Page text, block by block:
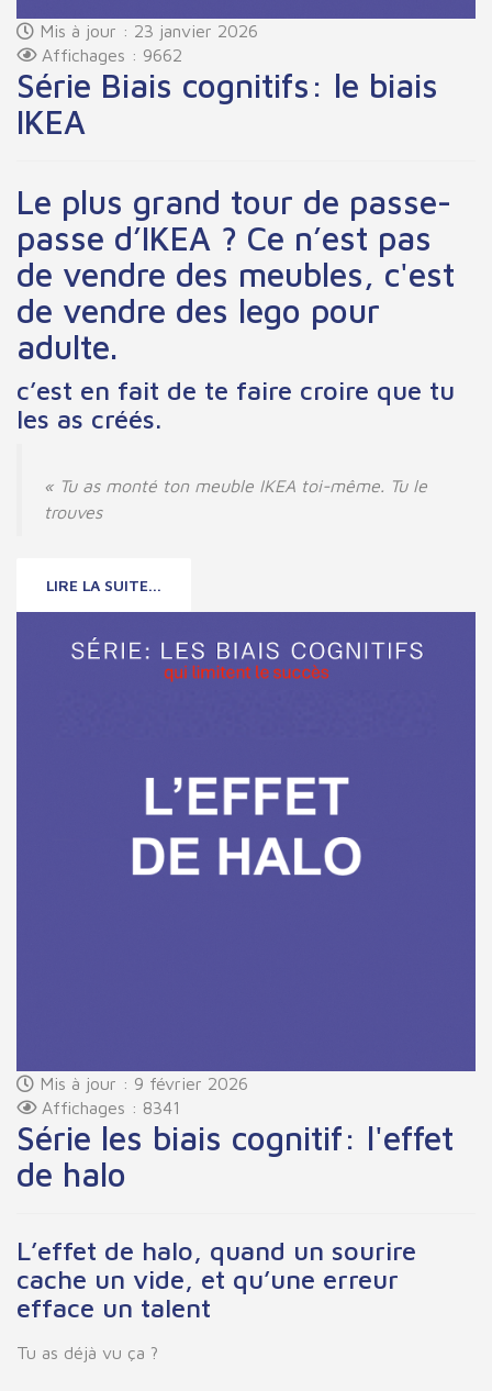
Mis à jour : 23 janvier 2026
Affichages : 9662
Série Biais cognitifs: le biais
IKEA
Le plus grand tour de passe-
passe d’IKEA ? Ce n’est pas
de vendre des meubles, c'est
de vendre des lego pour
adulte.
c’est en fait de te faire croire que tu
les as créés.
« Tu as monté ton meuble IKEA toi-même. Tu le
trouves
LIRE LA SUITE...
Mis à jour : 9 février 2026
Affichages : 8341
Série les biais cognitif: l'effet
de halo
L’effet de halo, quand un sourire
cache un vide, et qu’une erreur
efface un talent
Tu as déjà vu ça ?